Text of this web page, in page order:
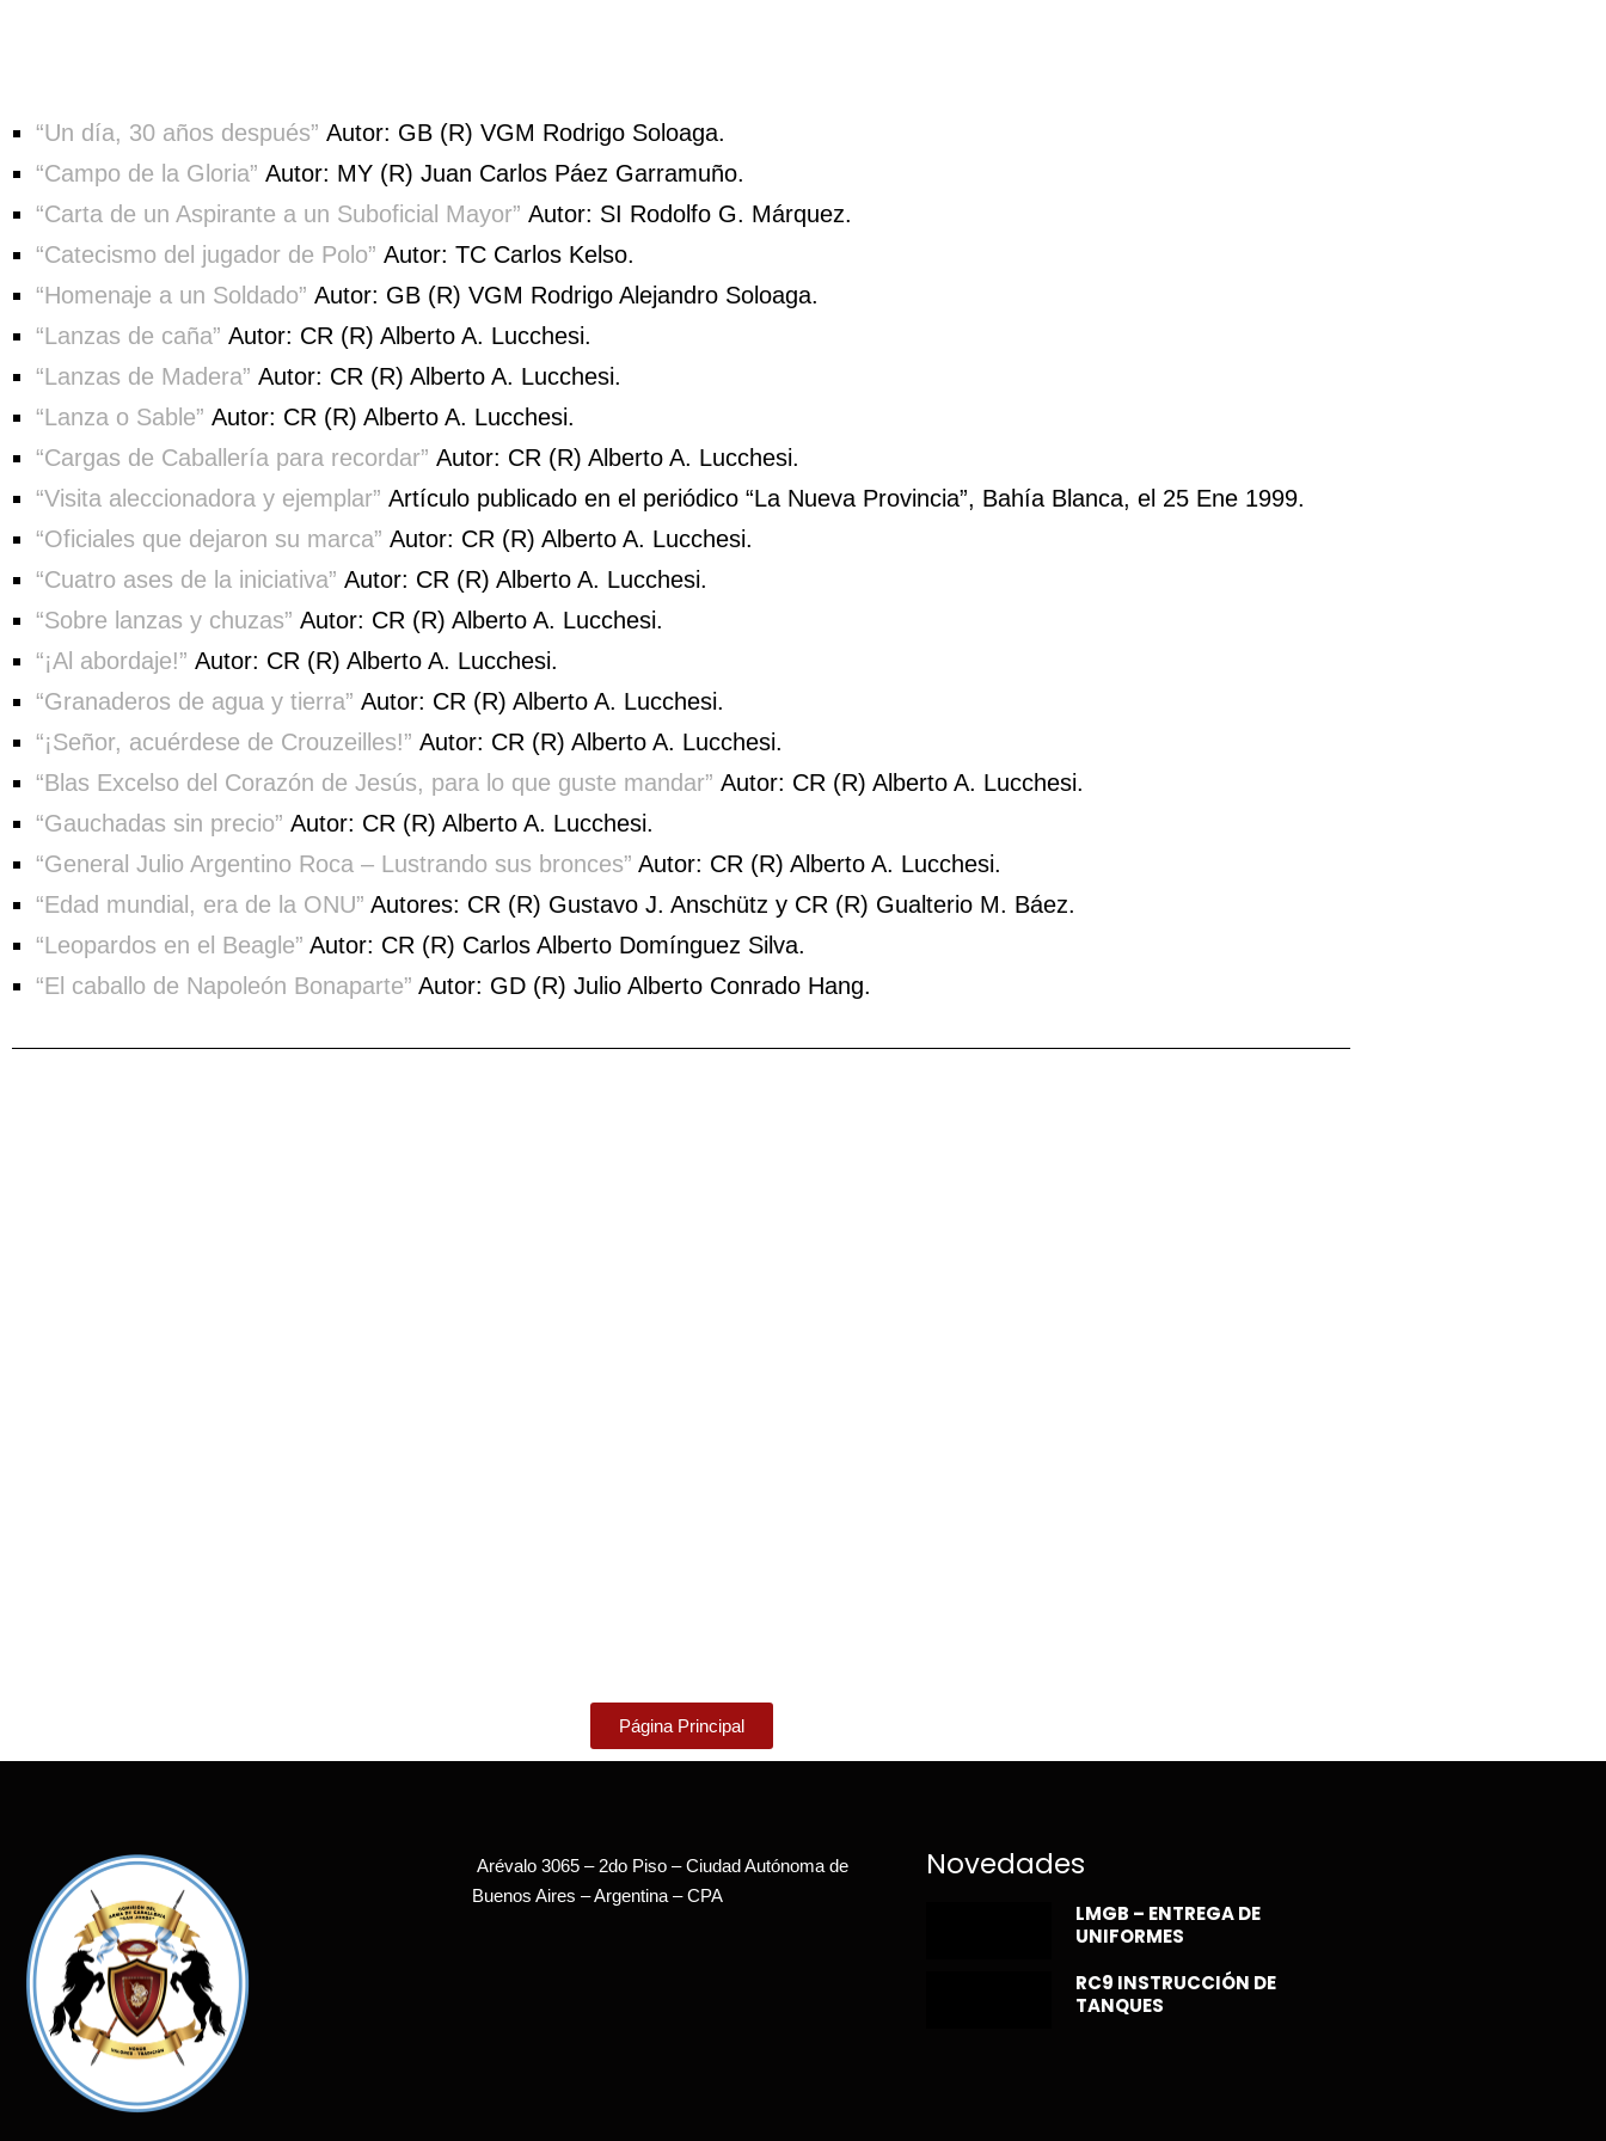
“Un día, 30 años después” Autor: GB (R) VGM Rodrigo Soloaga.
“Campo de la Gloria” Autor: MY (R) Juan Carlos Páez Garramuño.
“Carta de un Aspirante a un Suboficial Mayor” Autor: SI Rodolfo G. Márquez.
“Catecismo del jugador de Polo” Autor: TC Carlos Kelso.
“Homenaje a un Soldado” Autor: GB (R) VGM Rodrigo Alejandro Soloaga.
“Lanzas de caña” Autor: CR (R) Alberto A. Lucchesi.
“Lanzas de Madera” Autor: CR (R) Alberto A. Lucchesi.
“Lanza o Sable” Autor: CR (R) Alberto A. Lucchesi.
“Cargas de Caballería para recordar” Autor: CR (R) Alberto A. Lucchesi.
“Visita aleccionadora y ejemplar” Artículo publicado en el periódico “La Nueva Provincia”, Bahía Blanca, el 25 Ene 1999.
“Oficiales que dejaron su marca” Autor: CR (R) Alberto A. Lucchesi.
“Cuatro ases de la iniciativa” Autor: CR (R) Alberto A. Lucchesi.
“Sobre lanzas y chuzas” Autor: CR (R) Alberto A. Lucchesi.
“¡Al abordaje!” Autor: CR (R) Alberto A. Lucchesi.
“Granaderos de agua y tierra” Autor: CR (R) Alberto A. Lucchesi.
“¡Señor, acuérdese de Crouzeilles!” Autor: CR (R) Alberto A. Lucchesi.
“Blas Excelso del Corazón de Jesús, para lo que guste mandar” Autor: CR (R) Alberto A. Lucchesi.
“Gauchadas sin precio” Autor: CR (R) Alberto A. Lucchesi.
“General Julio Argentino Roca – Lustrando sus bronces” Autor: CR (R) Alberto A. Lucchesi.
“Edad mundial, era de la ONU” Autores: CR (R) Gustavo J. Anschütz y CR (R) Gualterio M. Báez.
“Leopardos en el Beagle” Autor: CR (R) Carlos Alberto Domínguez Silva.
“El caballo de Napoleón Bonaparte” Autor: GD (R) Julio Alberto Conrado Hang.
Página Principal
Arévalo 3065 – 2do Piso – Ciudad Autónoma de
Buenos Aires – Argentina – CPA
Novedades
LMGB – ENTREGA DE
UNIFORMES
RC9 INSTRUCCIÓN DE
TANQUES